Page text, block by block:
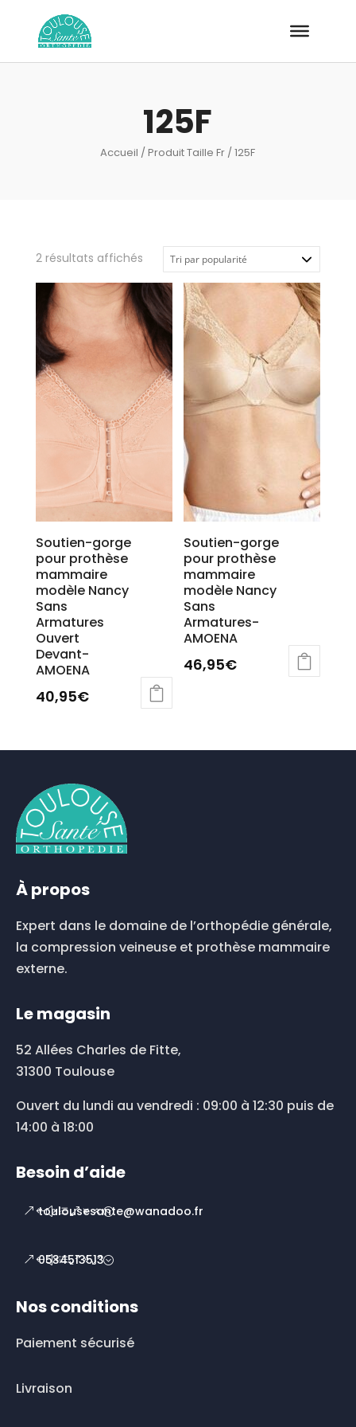
125F
Accueil / Produit Taille Fr / 125F
2 résultats affichésTrié
popularité
Soutien-gorge
pour prothèse
mammaire
modèle Nancy
Sans
Armatures
Ouvert
Devant-
AMOENA
40,95€
a
variations.
Les
options
peuvent
être
sur
page
du
Soutien-gorge
pour prothèse
mammaire
modèle Nancy
Sans
Armatures-
AMOENA
46,95€
À propos
Expert dans le domaine de l’orthopédie générale,
la compression veineuse et prothèse mammaire
externe.
Le magasin
52 Allées Charles de Fitte,
31300 Toulouse
Ouvert du lundi au vendredi : 09:00 à 12:30 puis de
14:00 à 18:00
Besoin d’aide
toulousesante@wanadoo.fr
0534513513
Nos conditions
Paiement sécurisé
Livraison